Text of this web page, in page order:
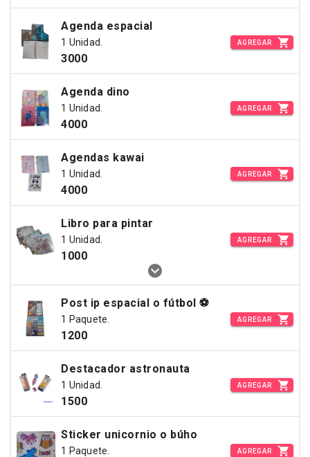
Agenda espacial
1 Unidad.
3000
AGREGAR
Agenda dino
1 Unidad.
4000
AGREGAR
Agendas kawai
1 Unidad.
4000
AGREGAR
Libro para pintar
1 Unidad.
1000
AGREGAR
Post ip espacial o fútbol ⚽
1 Paquete.
1200
AGREGAR
Destacador astronauta
1 Unidad.
1500
AGREGAR
Sticker unicornio o búho
1 Paquete. AGREGAR